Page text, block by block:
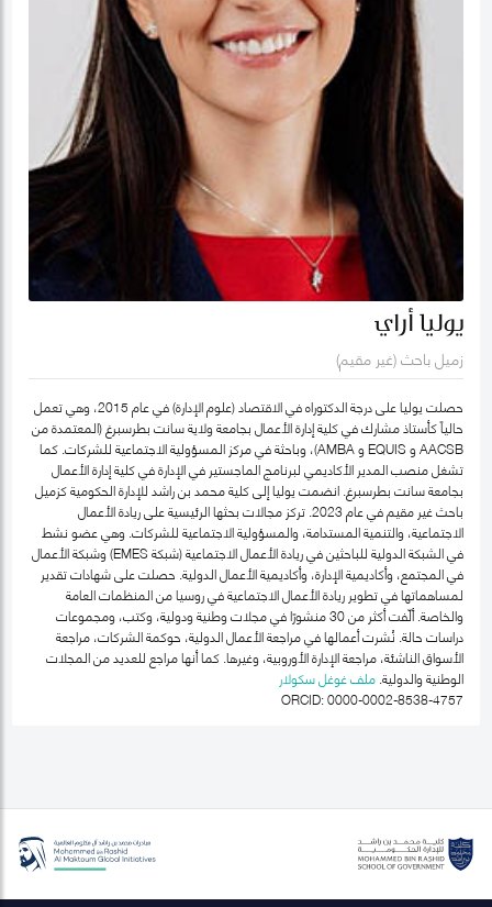
يوليا أراي
زميل باحث (غير مقيم)
حصلت يوليا على درجة الدكتوراه في الاقتصاد (علوم الإدارة) في عام 2015، وهي تعمل
حالياً كأستاذ مشارك في كلية إدارة الأعمال بجامعة ولاية سانت بطرسبرغ (المعتمدة من
AACSB و EQUIS و AMBA)، وباحثة في مركز المسؤولية الاجتماعية للشركات. كما
تشغل منصب المدير الأكاديمي لبرنامج الماجستير في الإدارة في كلية إدارة الأعمال
بجامعة سانت بطرسبرغ. انضمت يوليا إلى كلية محمد بن راشد للإدارة الحكومية كزميل
باحث غير مقيم في عام 2023. تركز مجالات بحثها الرئيسية على ريادة الأعمال
الاجتماعية، والتنمية المستدامة، والمسؤولية الاجتماعية للشركات. وهي عضو نشط
في الشبكة الدولية للباحثين في ريادة الأعمال الاجتماعية (شبكة EMES) وشبكة الأعمال
في المجتمع، وأكاديمية الإدارة، وأكاديمية الأعمال الدولية. حصلت على شهادات تقدير
لمساهماتها في تطوير ريادة الأعمال الاجتماعية في روسيا من المنظمات العامة
والخاصة. ألّفت أكثر من 30 منشورًا في مجلات وطنية ودولية، وكتب، ومجموعات
دراسات حالة. نُشرت أعمالها في مراجعة الأعمال الدولية، حوكمة الشركات، مراجعة
الأسواق الناشئة، مراجعة الإدارة الأوروبية، وغيرها. كما أنها مراجع للعديد من المجلات
الوطنية والدولية.ملف غوغل سكولار
ORCID: 0000-0002-8538-4757